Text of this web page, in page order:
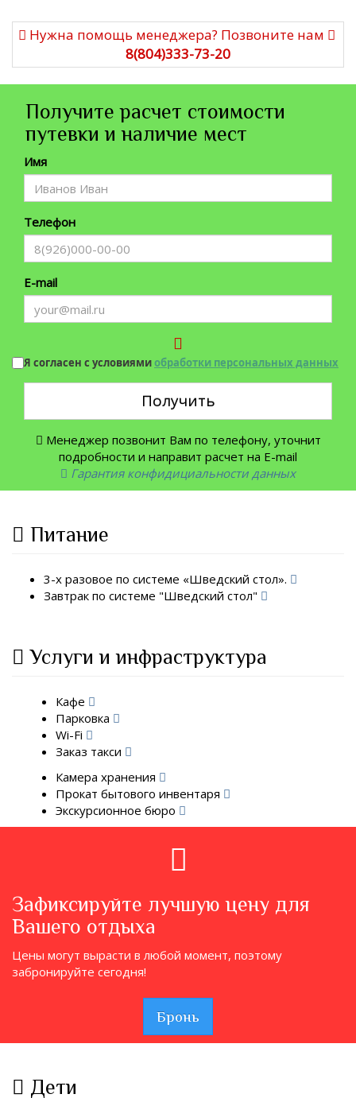
Нужна помощь менеджера? Позвоните нам
8(804)333-73-20
Получите расчет стоимости
путевки и наличие мест
Имя
Телефон
E-mail
Я согласен с условиямиобработки персональных данных
Получить
Менеджер позвонит Вам по телефону, уточнит
подробности и направит расчет на E-mail
Гарантия конфидициальности данных
Питание
3-х разовое по системе «Шведский стол».
Завтрак по системе "Шведский стол"
Услуги и инфраструктура
Кафе
Парковка
Wi-Fi
Заказ такси
Камера хранения
Прокат бытового инвентаря
Экскурсионное бюро
Зафиксируйте лучшую цену для
Вашего отдыха
Цены могут вырасти в любой момент, поэтому
забронируйте сегодня!
Бронь
Дети